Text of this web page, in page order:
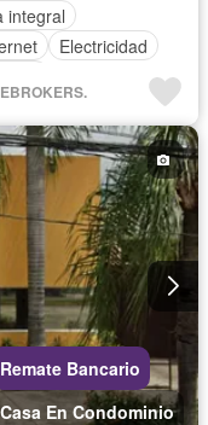
integral
Electricidad
Remate Bancario
Casa En Condominio